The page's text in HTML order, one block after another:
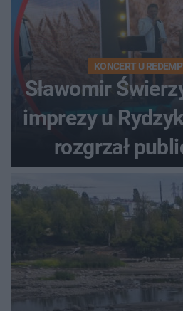
KONCERT U
Sławomir
imprezy u
rozgrzał